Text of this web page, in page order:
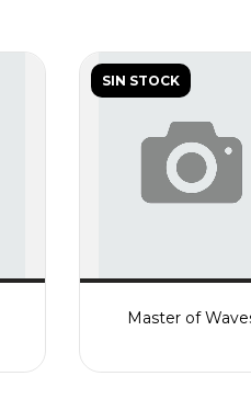
SIN STOCK
Master of